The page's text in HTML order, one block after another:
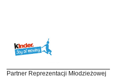
Partner Reprezentacji Młodzieżowej